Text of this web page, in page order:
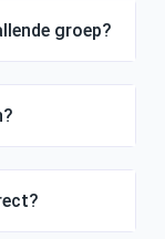
groep?